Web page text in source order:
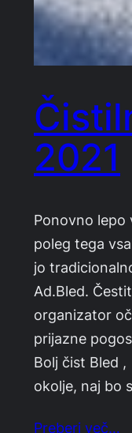
2021
Ponovno
poleg tega
jo
Ad.Bled.
organizator
prijazne
Bolj čist Bled
okolje, naj bo
Preberi več…